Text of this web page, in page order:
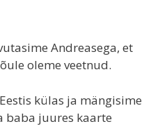
Andreasega, et
oleme veetnud.
külas ja mängisime
baba juures kaarte